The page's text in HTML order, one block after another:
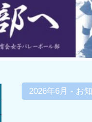
2026年6月 - お